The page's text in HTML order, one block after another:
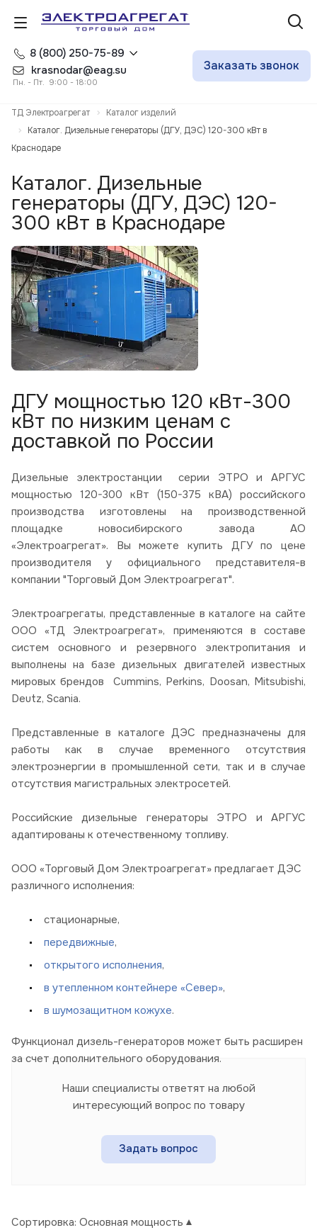
8 (800) 250-75-89
krasnodar@eag.su
Пн. - Пт. 9:00 - 18:00
Заказать звонок
ТД Электроагрегат
Каталог изделий
Каталог. Дизельные генераторы (ДГУ, ДЭС) 120-300 кВт в
Краснодаре
Каталог. Дизельные
генераторы (ДГУ, ДЭС) 120-
300 кВт в Краснодаре
ДГУ мощностью 120 кВт-300
кВт по низким ценам с
доставкой по России
Дизельные электростанции серии ЭТРО и АРГУС
мощностью 120-300 кВт (150-375 кВА) российского
производства изготовлены на производственной
площадке новосибирского завода АО
«Электроагрегат». Вы можете купить ДГУ по цене
производителя у официального представителя-в
компании "Торговый Дом Электроагрегат".
Электроагрегаты, представленные в каталоге на сайте
ООО «ТД Электроагрегат», применяются в составе
систем основного и резервного электропитания и
выполнены на базе дизельных двигателей известных
мировых брендов Cummins, Perkins, Doosan, Mitsubishi,
Deutz, Scania.
Представленные в каталоге ДЭС предназначены для
работы как в случае временного отсутствия
электроэнергии в промышленной сети, так и в случае
отсутствия магистральных электросетей.
Российские дизельные генераторы ЭТРО и АРГУС
адаптированы к отечественному топливу.
ООО «Торговый Дом Электроагрегат» предлагает ДЭС
различного исполнения:
стационарные,
передвижные,
открытого исполнения,
в утепленном контейнере «Север»,
в шумозащитном кожухе.
Функционал дизель-генераторов может быть расширен
за счет дополнительного оборудования.
Наши специалисты ответят на любой
интересующий вопрос по товару
Задать вопрос
Сортировка: Основная мощность